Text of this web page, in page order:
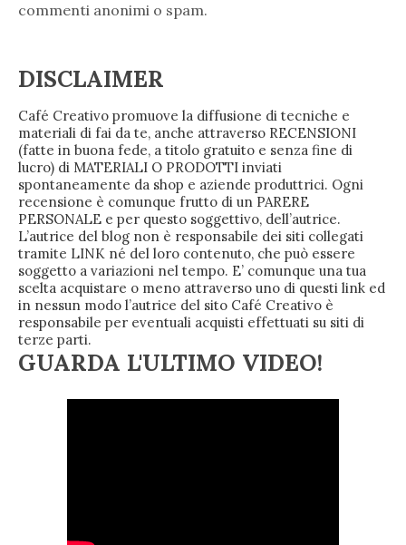
commenti anonimi o spam.
DISCLAIMER
Café Creativo promuove la diffusione di tecniche e
materiali di fai da te, anche attraverso RECENSIONI
(fatte in buona fede, a titolo gratuito e senza fine di
lucro) di MATERIALI O PRODOTTI inviati
spontaneamente da shop e aziende produttrici. Ogni
recensione è comunque frutto di un PARERE
PERSONALE e per questo soggettivo, dell’autrice.
L’autrice del blog non è responsabile dei siti collegati
tramite LINK né del loro contenuto, che può essere
soggetto a variazioni nel tempo. E’ comunque una tua
scelta acquistare o meno attraverso uno di questi link ed
in nessun modo l’autrice del sito Café Creativo è
responsabile per eventuali acquisti effettuati su siti di
terze parti.
GUARDA L'ULTIMO VIDEO!